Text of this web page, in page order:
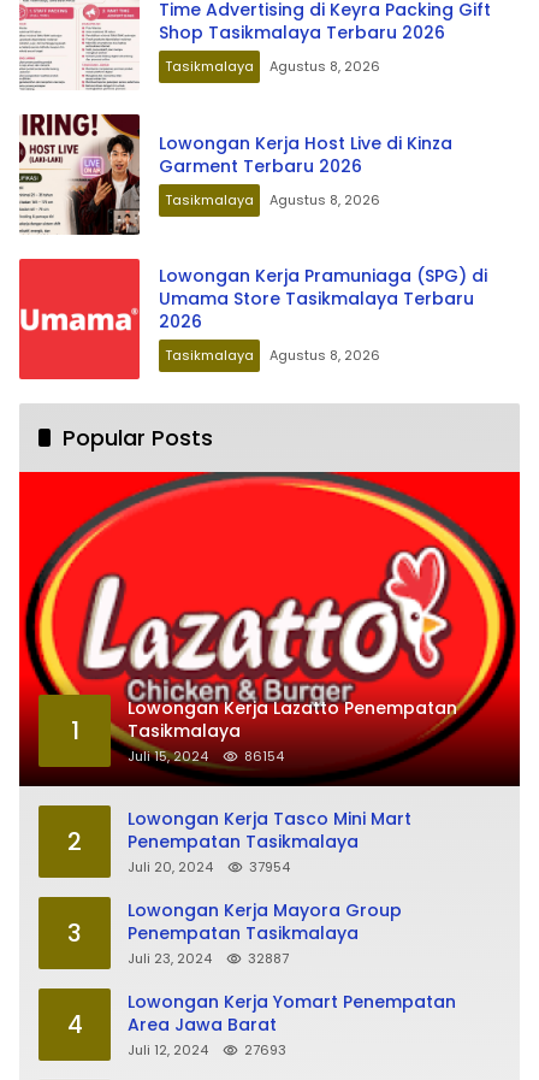
Time Advertising di Keyra Packing Gift
Shop Tasikmalaya Terbaru 2026
Tasikmalaya Agustus 8, 2026
Lowongan Kerja Host Live di Kinza
Garment Terbaru 2026
Tasikmalaya Agustus 8, 2026
Lowongan Kerja Pramuniaga (SPG) di
Umama Store Tasikmalaya Terbaru
2026
Tasikmalaya Agustus 8, 2026
Popular Posts
1
Lowongan Kerja Lazatto Penempatan
Tasikmalaya
Juli 15, 2024 86154
2
Lowongan Kerja Tasco Mini Mart
Penempatan Tasikmalaya
Juli 20, 2024 37954
3
Lowongan Kerja Mayora Group
Penempatan Tasikmalaya
Juli 23, 2024 32887
4
Lowongan Kerja Yomart Penempatan
Area Jawa Barat
Juli 12, 2024 27693